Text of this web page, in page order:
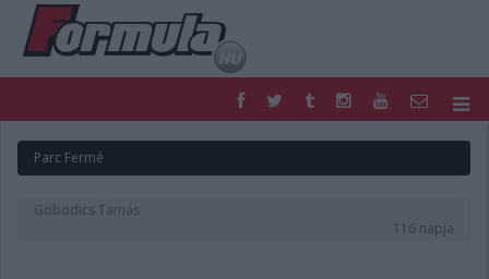
FORMULA
MOTOR
NEMZETKÖZI
Parc Fermé
Gobodics Tamás
116 napja